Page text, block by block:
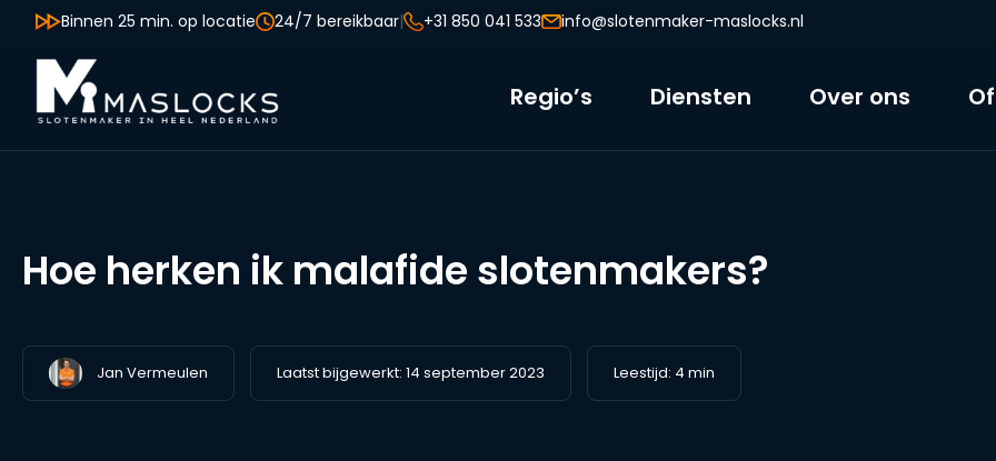
Binnen 25 min. op locatie 24/7 bereikbaar| +31 850 041 533 info@slotenmaker-maslocks.nl
Regio’s Diensten Over ons
Hoe herken ik malafide slotenmakers?
Jan Vermeulen Laatst bijgewerkt: 14 september 2023 Leestijd: 4 min